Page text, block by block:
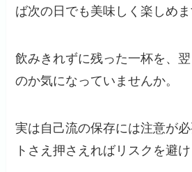
ば次の日でも美味しく楽しめま
飲みきれずに残った一杯を、
のか気になっていませんか。
実は自己流の保存には注意が
トさえ押さえればリスクを避け